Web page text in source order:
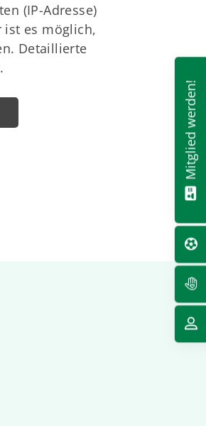
(IP-Adresse)
ist es möglich,
Detaillierte
Mitglied werden!